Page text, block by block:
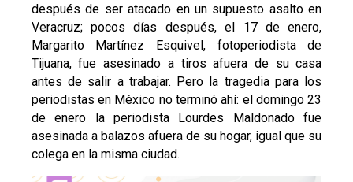
después de ser atacado en un supuesto asalto en
Veracruz; pocos días después, el 17 de enero,
Margarito Martínez Esquivel, fotoperiodista de
Tijuana, fue asesinado a tiros afuera de su casa
antes de salir a trabajar. Pero la tragedia para los
periodistas en México no terminó ahí: el domingo 23
de enero la periodista Lourdes Maldonado fue
asesinada a balazos afuera de su hogar, igual que su
colega en la misma ciudad.